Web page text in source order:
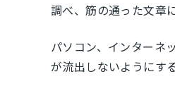
調べ、筋の通った文章
パソコン、インターネ
が流出しないようにす